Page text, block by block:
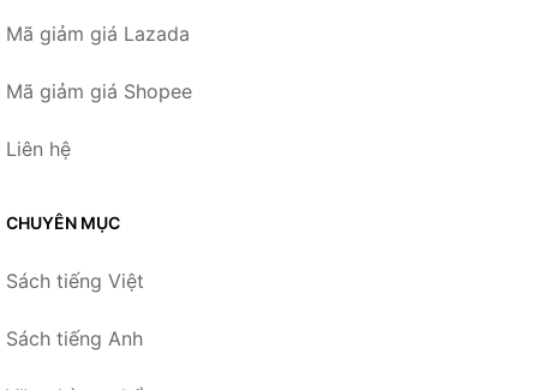
Mã giảm giá Lazada
Mã giảm giá Shopee
Liên hệ
CHUYÊN MỤC
Sách tiếng Việt
Sách tiếng Anh